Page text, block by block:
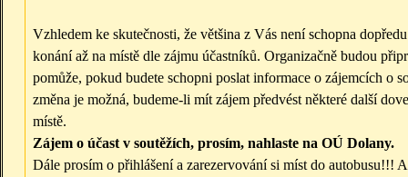
Vzhledem ke skutečnosti, že většina z Vás není schopna
konání až na místě dle zájmu účastníků. Organizačně budou
pomůže, pokud budete schopni poslat informace o zájemcích
změna je možná, budeme-li mít zájem předvést některé další
místě.
Zájem o účast v soutěžích, prosím, nahlaste na OÚ Dolany.
Dále prosím o přihlášení a zarezervování si míst do autobusu!!!